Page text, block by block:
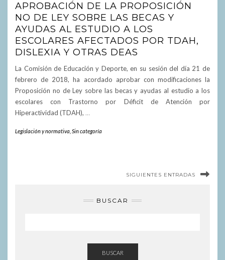
APROBACIÓN DE LA PROPOSICIÓN
NO DE LEY SOBRE LAS BECAS Y
AYUDAS AL ESTUDIO A LOS
ESCOLARES AFECTADOS POR TDAH,
DISLEXIA Y OTRAS DEAS
La Comisión de Educación y Deporte, en su sesión del día 21 de
febrero de 2018, ha acordado aprobar con modificaciones la
Proposición no de Ley sobre las becas y ayudas al estudio a los
escolares con Trastorno por Déficit de Atención por
Hiperactividad (TDAH), …
Legislación y normativa Sin categoría
SIGUIENTES ENTRADAS
BUSCAR
BUSCAR